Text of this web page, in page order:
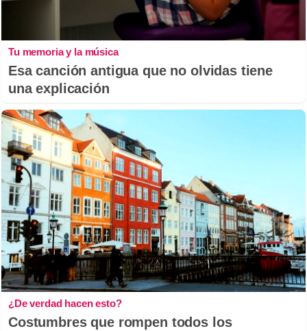
Tu memoria y la música
Esa canción antigua que no olvidas tiene
una explicación
¿De verdad hacen esto?
Costumbres que rompen todos los